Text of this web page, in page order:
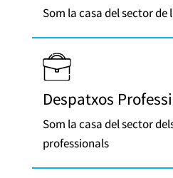
Som la casa del sector
Despatxos
Som la casa del sector
professionals